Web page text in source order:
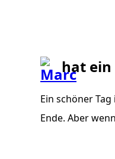
hat
Ein schöner
Ende. Aber